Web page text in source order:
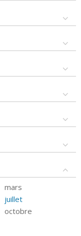
mars
juillet
octobre